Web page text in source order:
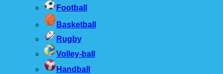
Football
Basketball
Rugby
Volley-ball
Handball